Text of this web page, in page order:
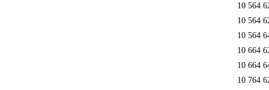
10 564
10 564
10 564
10 664
10 664
10 764